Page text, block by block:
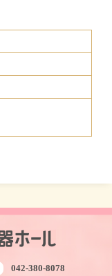
042-380-8078